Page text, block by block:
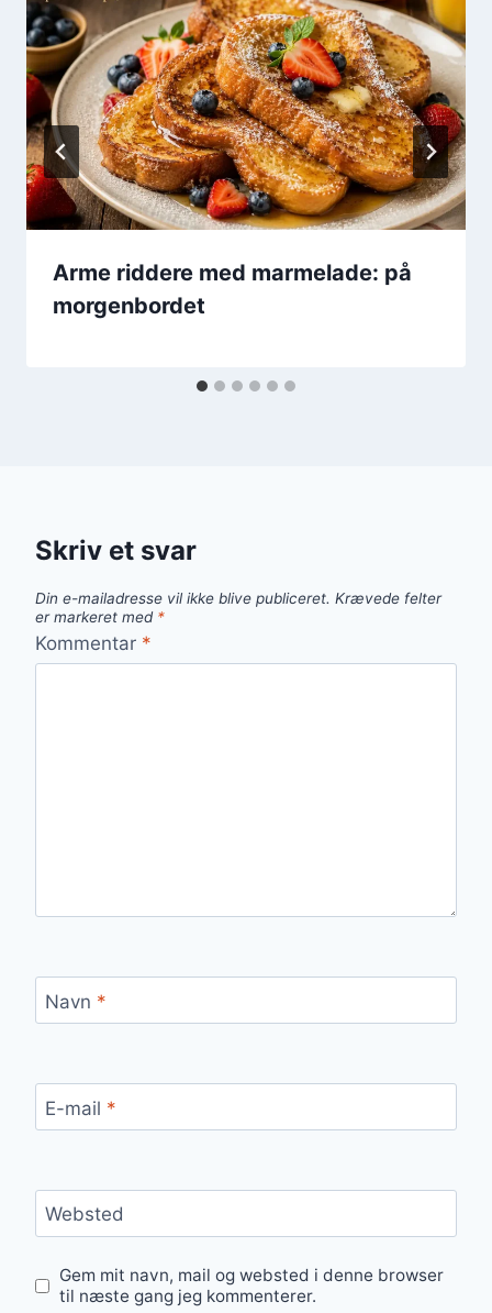
Arme riddere med marmelade: på
morgenbordet
Skriv et svar
Din e-mailadresse vil ikke blive publiceret. Krævede felter
er markeret med *
Kommentar *
Navn *
E-mail *
Websted
Gem mit navn, mail og websted i denne browser
til næste gang jeg kommenterer.